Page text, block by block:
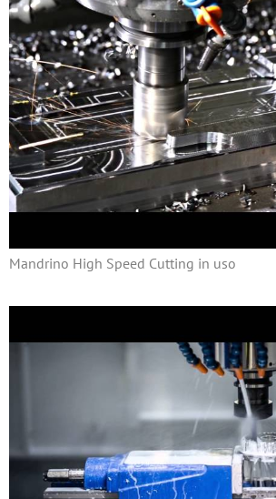
Mandrino High Speed Cutting in uso